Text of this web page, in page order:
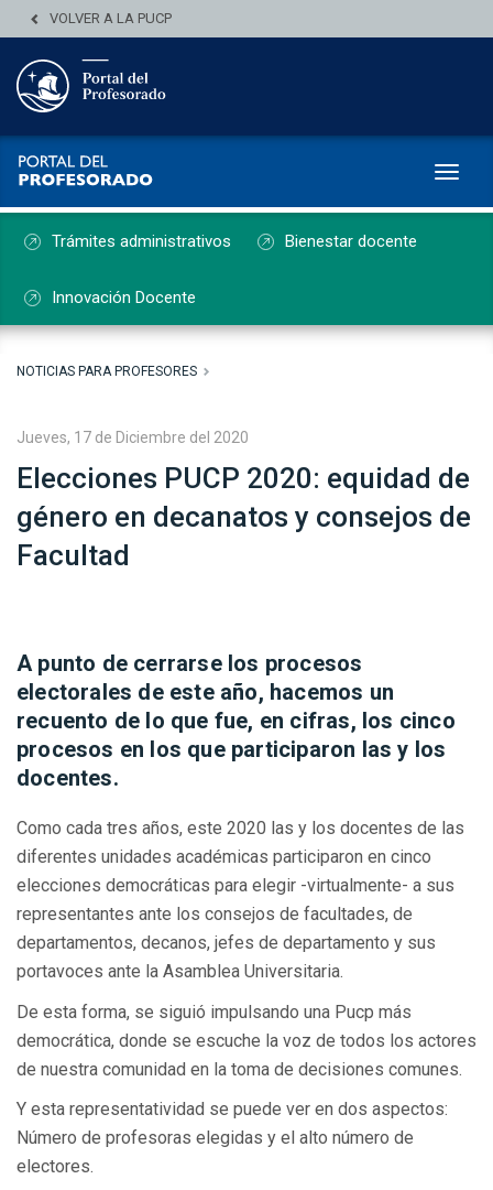
VOLVER A LA PUCP
Trámites administrativos Bienestar docente
Innovación Docente
NOTICIAS PARA PROFESORES
Jueves, 17 de Diciembre del 2020
Elecciones PUCP 2020: equidad de
género en decanatos y consejos de
Facultad
A punto de cerrarse los procesos
electorales de este año, hacemos un
recuento de lo que fue, en cifras, los cinco
procesos en los que participaron las y los
docentes.
Como cada tres años, este 2020 las y los docentes de las
diferentes unidades académicas participaron en cinco
elecciones democráticas para elegir -virtualmente- a sus
representantes ante los consejos de facultades, de
departamentos, decanos, jefes de departamento y sus
portavoces ante la Asamblea Universitaria.
De esta forma, se siguió impulsando una Pucp más
democrática, donde se escuche la voz de todos los actores
de nuestra comunidad en la toma de decisiones comunes.
Y esta representatividad se puede ver en dos aspectos:
Número de profesoras elegidas y el alto número de
electores.